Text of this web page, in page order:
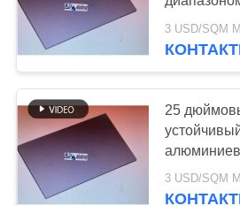
щеткой
PVDF
дизайна и
3 USD/SQM
25
3 USD/SQM